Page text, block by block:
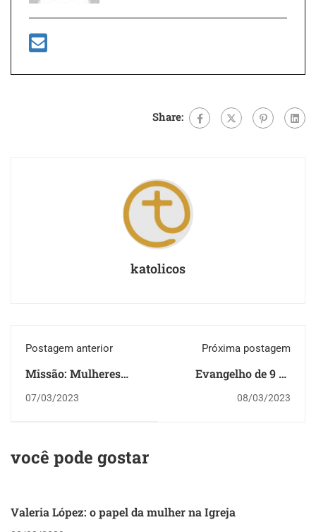
Share:
katolicos
Postagem anterior
Missão: Mulheres
revelam testemunhos
07/03/2023
Próxima postagem
Evangelho de 9 de
março
08/03/2023
você pode gostar
Valeria López: o papel da mulher na Igreja